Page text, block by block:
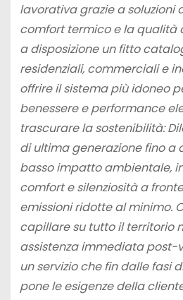
lavorativa grazie a soluzioni
comfort termico e la qualità
a disposizione un fitto
residenziali, commerciali e
offrire il sistema più idoneo
benessere e performance
trascurare la sostenibilità:
di ultima generazione fino a
basso impatto ambientale,
comfort e silenziosità a
emissioni ridotte al minimo.
capillare su tutto il territorio
assistenza immediata
un servizio che fin dalle fasi
pone le esigenze della